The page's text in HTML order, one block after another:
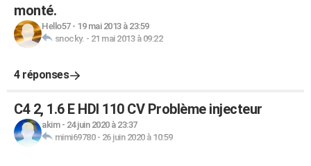
monté.
Hello57- 19 mai 2013 à 23:59
snocky. - 21 mai 2013 à 09:22
4 réponses
C4 2, 1.6 E HDI 110 CV Problème injecteur
akim- 24 juin 2020 à 23:37
mimi69780- 26 juin 2020 à 10:59